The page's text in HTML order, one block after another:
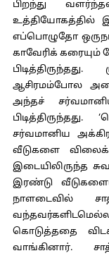
பிறந்து
உத்தியோகத்தில்
எப்பொழுதோ
காவேரிக் கரையும்
ஆசிரமம்போல
அந்தச்
சர்வமானிய
வீடுகளை
இடையிலிருந்த
இரண்டு
நாளடைவில்
கொடுத்ததை
வாங்கினார்.